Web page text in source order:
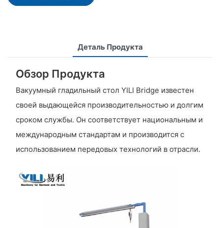
Деталь Продукта
Обзор Продукта
Вакуумный гладильный стол YILI Bridge известен
своей выдающейся производительностью и долгим
сроком службы. Он соответствует национальным и
международным стандартам и производится с
использованием передовых технологий в отрасли.